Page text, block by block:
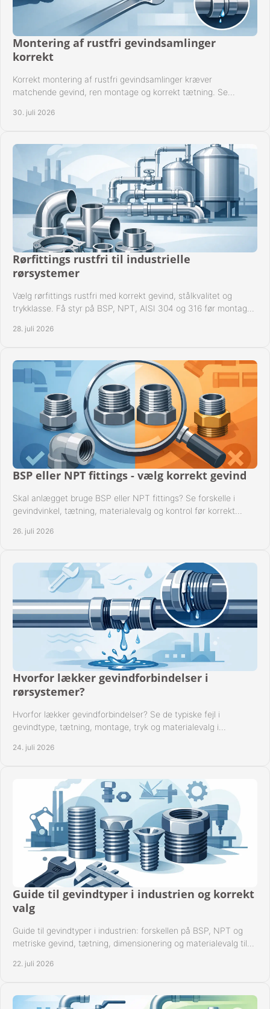
Montering af rustfri gevindsamlinger
korrekt
Korrekt montering af rustfri gevindsamlinger kræver
matchende gevind, ren montage og korrekt tætning. Se
30. juli 2026
Rørfittings rustfri til industrielle
rørsystemer
Vælg rørfittings rustfri med korrekt gevind, stålkvalitet og
trykklasse. Få styr på BSP, NPT, AISI 304 og 316 før montage
28. juli 2026
BSP eller NPT fittings - vælg korrekt gevind
Skal anlægget bruge BSP eller NPT fittings? Se forskelle i
gevindvinkel, tætning, materialevalg og kontrol før korrekt
26. juli 2026
Hvorfor lækker gevindforbindelser i
rørsystemer?
Hvorfor lækker gevindforbindelser? Se de typiske fejl i
gevindtype, tætning, montage, tryk og materialevalg i
24. juli 2026
Guide til gevindtyper i industrien og korrekt
valg
Guide til gevindtyper i industrien: forskellen på BSP, NPT og
metriske gevind, tætning, dimensionering og materialevalg til
22. juli 2026